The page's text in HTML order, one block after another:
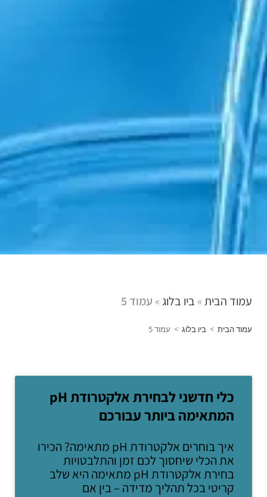
עמוד הבית» ביו בלוג» עמוד 5
עמוד הבית > ביו בלוג > עמוד 5
כלי חדשני לבחירת אלקטרודת pH
המתאימה ביותר עבורכם
איך בוחרים אלקטרודת pH מתאימה? הכירו
את הכלי שיחסוך לכם זמן והתלבטויות
בחירת אלקטרודת pH מתאימה היא שלב
קריטי בכל תהליך מדידה – בין אם